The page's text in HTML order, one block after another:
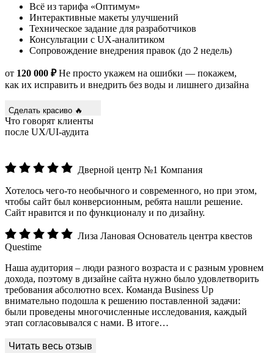
Всё из тарифа «Оптимум»
Интерактивные макеты улучшений
Техническое задание для разработчиков
Консультации с UX-аналитиком
Сопровождение внедрения правок (до 2 недель)
от 120 000 ₽Не просто укажем на ошибки — покажем,
как их исправить и внедрить без воды и лишнего дизайна
Сделать красиво 🔥
Что говорят клиенты
после UX/UI-аудита
Дверной центр №1 Компания
Хотелось чего-то необычного и современного, но при этом,
чтобы сайт был конверсионным, ребята нашли решение.
Сайт нравится и по функционалу и по дизайну.
Лиза Лановая Основатель центра квестов
Questime
Наша аудитория – люди разного возраста и с разным уровнем
дохода, поэтому в дизайне сайта нужно было удовлетворить
требования абсолютно всех. Команда Business Up
внимательно подошла к решению поставленной задачи:
были проведены многочисленные исследования, каждый
этап согласовывался с нами. В итоге…